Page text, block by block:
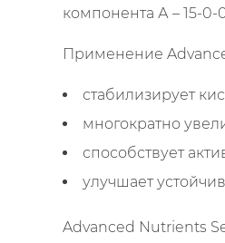
компонента А – 15-0-
Применение
стабилизирует
многократно
способствует
улучшает
Advanced Nutrients